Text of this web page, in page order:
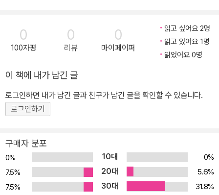
사케에 대해 가졌던 모든 궁금증을 풀어줄 것이다. 저자는 최고의 식
중주인 사케를 자유롭게 마시면서 즐기라고 말한다. 단순히 비싸고
맛이 농후한 사케가 아닌, 유명 브랜드가 아니더라도 자신에게 맞는
에게 제일 맛있는 최상의 사케를 만날 수 있도록 도와주는 최고의 사
케 입문서라 할 수 있다. 사케 본연의 매력을 즐길 수 있는 모든 지식
이 담긴 도해 사케. 사케에 대해 알고 싶어 하는 모든 분들에게 든든한
0
100자평
0
리뷰
0
마이페이퍼
읽고 싶어요 2명
읽고 있어요 1명
읽었어요 0명
이 책에 내가 남긴 글
로그인하면 내가 남긴 글과 친구가 남긴 글을 확인할 수 있습니다.
로그인하기
구매자 분포
0% 10대
0%
7.5%
20대
5.6%
7.5%
30대
31.8%